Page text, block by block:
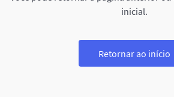
inicial.
Retornar ao início